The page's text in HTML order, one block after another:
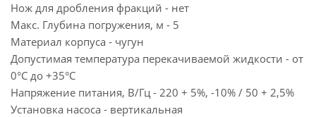
Нож для дробления фракций - нет
Макс. Глубина погружения, м - 5
Материал корпуса - чугун
Допустимая температура перекачиваемой жидкости - от
0°C до +35°C
Напряжение питания, В/Гц - 220 + 5%, -10% / 50 + 2,5%
Установка насоса - вертикальная